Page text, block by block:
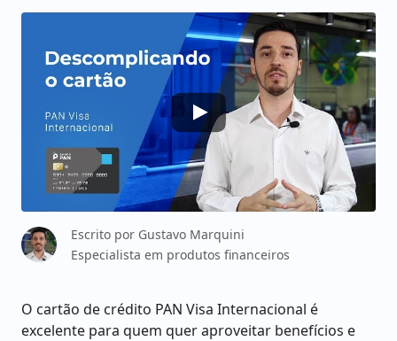
Escrito por Gustavo Marquini
Especialista em produtos financeiros
O cartão de crédito PAN Visa Internacional é
excelente para quem quer aproveitar benefícios e